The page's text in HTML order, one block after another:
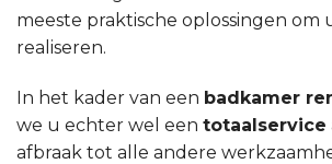
meeste praktische oplossingen om
realiseren.
In het kader van een badkamer
we u echter wel een totaalservice
afbraak tot alle andere